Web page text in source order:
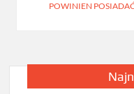
POWINIEN